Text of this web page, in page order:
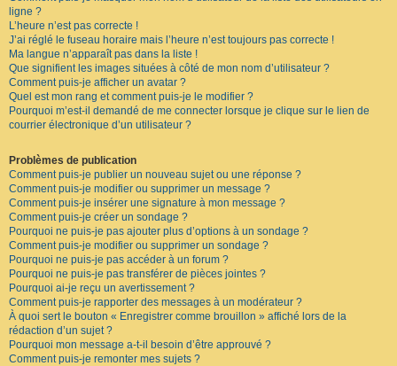
ligne ?
L’heure n’est pas correcte !
J’ai réglé le fuseau horaire mais l’heure n’est toujours pas correcte !
Ma langue n’apparaît pas dans la liste !
Que signifient les images situées à côté de mon nom d’utilisateur ?
Comment puis-je afficher un avatar ?
Quel est mon rang et comment puis-je le modifier ?
Pourquoi m’est-il demandé de me connecter lorsque je clique sur le lien de
courrier électronique d’un utilisateur ?
Problèmes de publication
Comment puis-je publier un nouveau sujet ou une réponse ?
Comment puis-je modifier ou supprimer un message ?
Comment puis-je insérer une signature à mon message ?
Comment puis-je créer un sondage ?
Pourquoi ne puis-je pas ajouter plus d’options à un sondage ?
Comment puis-je modifier ou supprimer un sondage ?
Pourquoi ne puis-je pas accéder à un forum ?
Pourquoi ne puis-je pas transférer de pièces jointes ?
Pourquoi ai-je reçu un avertissement ?
Comment puis-je rapporter des messages à un modérateur ?
À quoi sert le bouton « Enregistrer comme brouillon » affiché lors de la
rédaction d’un sujet ?
Pourquoi mon message a-t-il besoin d’être approuvé ?
Comment puis-je remonter mes sujets ?